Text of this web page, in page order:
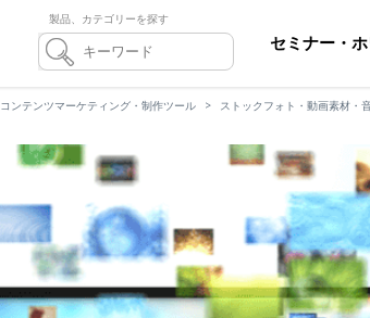
製品、カテゴリーを探す
セミナー・
コンテンツマーケティング・制作ツール ストックフォト・動画素材・